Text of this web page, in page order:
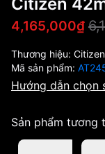
4,165,000₫
Thương hiệu: Citizen
Mã sản phẩm:
Hướng dẫn chọn
Sản phẩm tương